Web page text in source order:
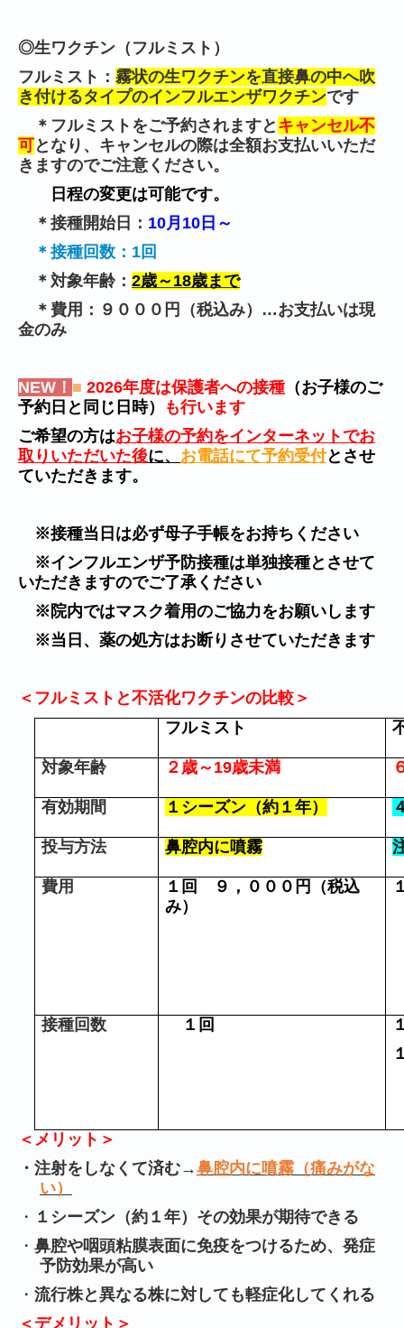
◎生ワクチン（フルミスト）
フルミスト： 霧状の生ワクチンを直接鼻の中へ吹
き付けるタイプのインフルエンザワクチンです
＊ フルミストをご予約されますと キャンセル不
可となり、キャンセルの際は全額お支払いいただ
きますのでご注意ください。
日程の変更は可能です。
＊ 接種開始日： 10月10日～
＊接種回数： 1回
＊対象年齢： 2歳～18歳まで
＊費用：９０００円（税込み）…お支払いは現
金のみ
NEW ！ ■ 2026年度は保護者への接種 （お子様のご
予約日と同じ日時） も行います
ご希望の方はお子様の予約をインターネットでお
取りいただいた後に、 お電話にて予約受付とさせ
ていただきます。
※接種当日は必ず母子手帳をお持ちください
※インフルエンザ予防接種は単独接種とさせて
いただきますのでご了承ください
※院内ではマスク着用のご協力をお願いします
※当日、薬の処方はお断りさせていただきます
＜フルミストと不活化ワクチンの比較＞
フルミスト
対象年齢 ２歳～ 19歳未満
有効期間 １シーズン（約１年）
投与方法 鼻腔内に噴霧
費用
１回 ９，０００円（税込
み）
接種回数 １回
＜メリット＞
・注射をしなくて済む→鼻腔内に噴霧（痛みがな
い）
・ １シーズン（約１年）その効果が期待できる
・ 鼻腔や咽頭粘膜表面に免疫をつけるため、発症
予防効果が高い
・ 流行株と異なる株に対しても軽症化してくれる
＜デメリット＞